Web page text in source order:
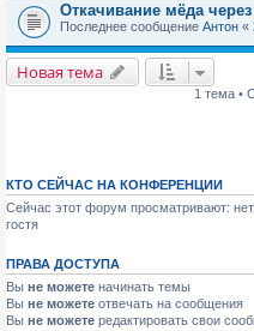
Откачивание мёда
Последнее сообщение Антон «
Новая тема
1 тема •
КТО СЕЙЧАС НА КОНФЕРЕНЦИИ
Сейчас этот форум просматривают:
гостя
ПРАВА ДОСТУПА
Вы не можете начинать темы
Вы не можете отвечать на сообщения
Вы не можете редактировать свои